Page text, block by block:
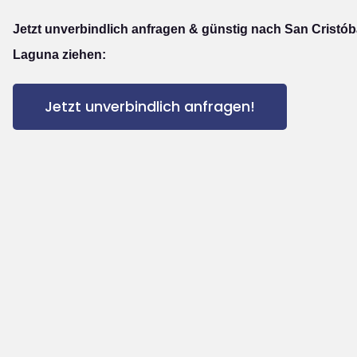
Jetzt unverbindlich anfragen & günstig nach San
Laguna ziehen:
Jetzt unverbindlich anfragen!